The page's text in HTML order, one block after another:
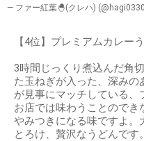
— ファー紅葉🐣(クレハ)
【4位】プレミアムカレー
3時間じっくり煮込んだ角
た玉ねぎが入った、深み
が見事にマッチしている
お店では味わうことのでき
やみつきになる味ですよ。
とろけ、贅沢なうどんです。